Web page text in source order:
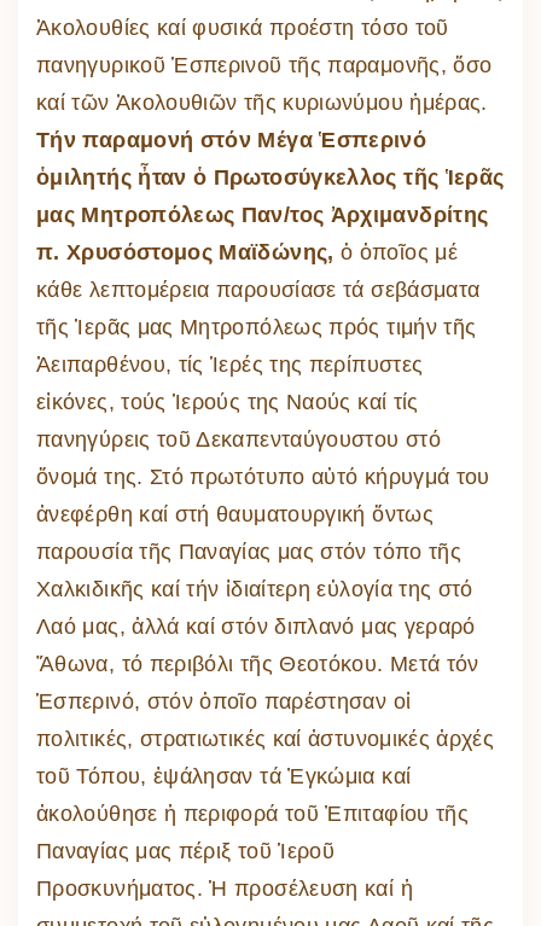
Ἀκολουθίες καί φυσικά προέστη τόσο τοῦ
πανηγυρικοῦ Ἑσπερινοῦ τῆς παραμονῆς, ὅσο
καί τῶν Ἀκολουθιῶν τῆς κυριωνύμου ἡμέρας.
Τήν παραμονή στόν Μέγα Ἑσπερινό
ὁμιλητής ἦταν ὁ Πρωτοσύγκελλος τῆς Ἱερᾶς
μας Μητροπόλεως Παν/τος Ἀρχιμανδρίτης
π. Χρυσόστομος Μαϊδώνης, ὁ ὁποῖος μέ
κάθε λεπτομέρεια παρουσίασε τά σεβάσματα
τῆς Ἱερᾶς μας Μητροπόλεως πρός τιμήν τῆς
Ἀειπαρθένου, τίς Ἱερές της περίπυστες
εἰκόνες, τούς Ἱερούς της Ναούς καί τίς
πανηγύρεις τοῦ Δεκαπενταύγουστου στό
ὄνομά της. Στό πρωτότυπο αὐτό κήρυγμά του
ἀνεφέρθη καί στή θαυματουργική ὄντως
παρουσία τῆς Παναγίας μας στόν τόπο τῆς
Χαλκιδικῆς καί τήν ἰδιαίτερη εὐλογία της στό
Λαό μας, ἀλλά καί στόν διπλανό μας γεραρό
Ἄθωνα, τό περιβόλι τῆς Θεοτόκου. Μετά τόν
Ἑσπερινό, στόν ὁποῖο παρέστησαν οἱ
πολιτικές, στρατιωτικές καί ἀστυνομικές ἀρχές
τοῦ Τόπου, ἐψάλησαν τά Ἐγκώμια καί
ἀκολούθησε ἡ περιφορά τοῦ Ἐπιταφίου τῆς
Παναγίας μας πέριξ τοῦ Ἱεροῦ
Προσκυνήματος. Ἡ προσέλευση καί ἡ